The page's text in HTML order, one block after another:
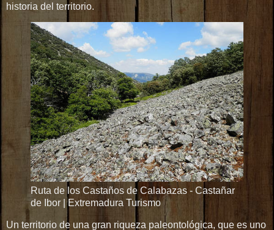
historia del territorio.
Ruta de los Castaños de Calabazas - Castañar
de Ibor | Extremadura Turismo
Un territorio de una gran riqueza paleontológica, que es uno